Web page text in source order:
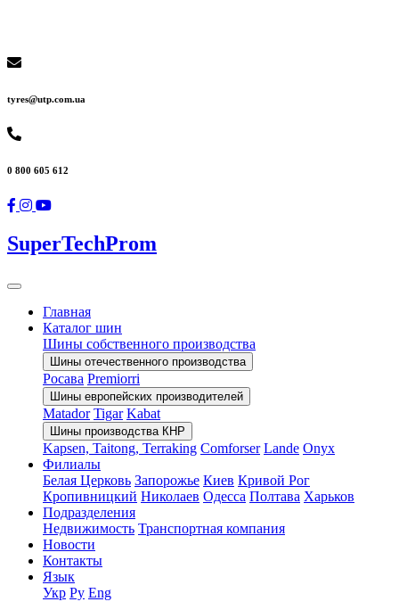
tyres@utp.com.ua
0 800 605 612
SuperTechProm
Главная
Каталог шин
Шины собственного производства
Шины отечественного производства
Росава Premiorri
Шины европейских производителей
Matador Tigar Kabat
Шины производства КНР
Kapsen, Taitong, Terraking Comforser Lande Onyx
Филиалы
Белая Церковь Запорожье Киев Кривой Рог
Кропивницкий Николаев Одесса Полтава Харьков
Подразделения
Недвижимость Транспортная компания
Новости
Контакты
Язык
Укр Ру Eng